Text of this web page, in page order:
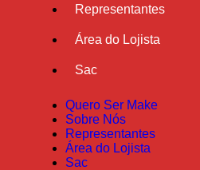
Representantes
Área do Lojista
Sac
Quero Ser Make
Sobre Nós
Representantes
Área do Lojista
Sac